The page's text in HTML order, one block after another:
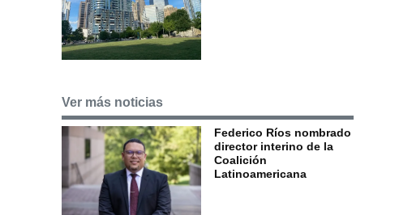
Ver más noticias
Federico Ríos nombrado
director interino de la
Coalición
Latinoamericana